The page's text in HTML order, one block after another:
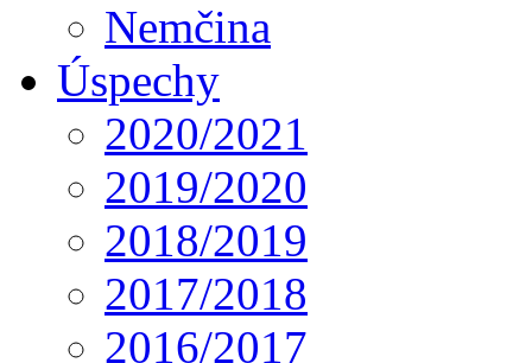
Nemčina
Úspechy
2020/2021
2019/2020
2018/2019
2017/2018
2016/2017